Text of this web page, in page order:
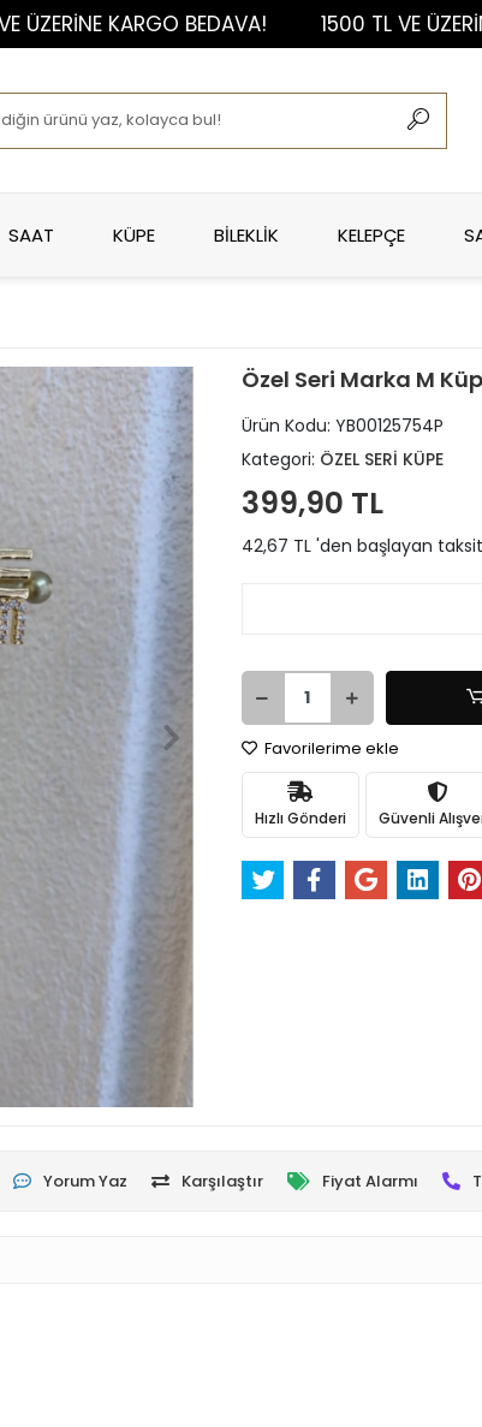
KARGO BEDAVA! 1500 TL VE ÜZERİNE
SAAT KÜPE BİLEKLİK KELEPÇE
Özel Seri Marka M
Ürün Kodu: YB00125754P
Kategori: ÖZEL SERİ KÜPE
399,90 TL
42,67 TL 'den başlayan
Favorilerime ekle
Hızlı Gönderi Güvenli
Yorum Yaz Karşılaştır Fiyat Alarmı